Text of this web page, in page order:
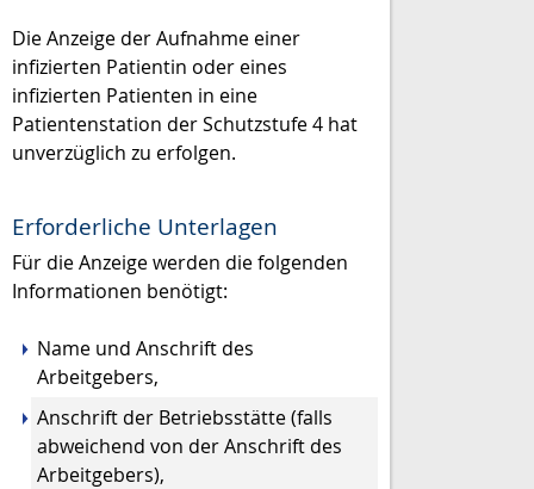
Die Anzeige der Aufnahme einer
infizierten Patientin oder eines
infizierten Patienten in eine
Patientenstation der Schutzstufe 4 hat
unverzüglich zu erfolgen.
Erforderliche Unterlagen
Für die Anzeige werden die folgenden
Informationen benötigt:
Name und Anschrift des
Arbeitgebers,
Anschrift der Betriebsstätte (falls
abweichend von der Anschrift des
Arbeitgebers),